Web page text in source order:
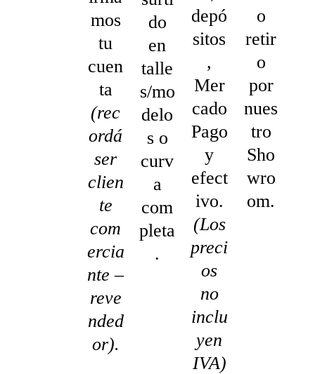
mos
tu
cuen
ta
(rec
ordá
ser
clien
te
com
ercia
nte –
reve
nded
or).
do
en
talle
s/mo
delo
s o
curv
a
com
pleta
.
depó
sitos
,
Mer
cado
Pago
y
efect
ivo.
(Los
preci
os
no
inclu
yen
IVA)
o
retir
o
por
nues
tro
Sho
wro
om.